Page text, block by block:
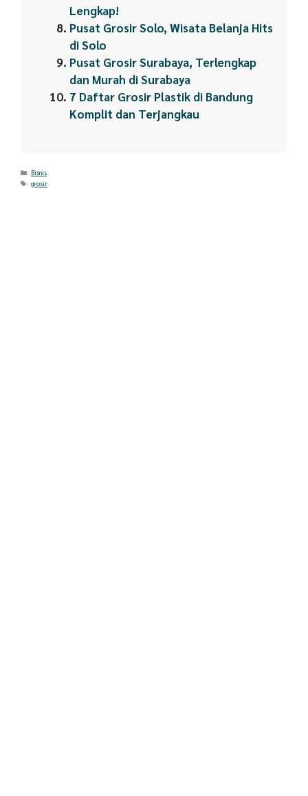
Lengkap!
Pusat Grosir Solo, Wisata Belanja Hits
di Solo
Pusat Grosir Surabaya, Terlengkap
dan Murah di Surabaya
7 Daftar Grosir Plastik di Bandung
Komplit dan Terjangkau
Categories
Bisnis
Tags
grosir